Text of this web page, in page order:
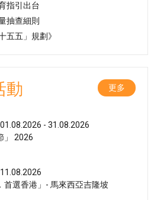
指引出台
抽查細則
五五」規劃》
動 更多
01.08.2026 - 31.08.2026
」 2026
11.08.2026
首選香港」- 馬來西亞吉隆坡